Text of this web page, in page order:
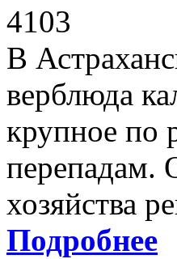
4103
В
верблюда
крупное по
перепадам.
хозяйства
Подробнее